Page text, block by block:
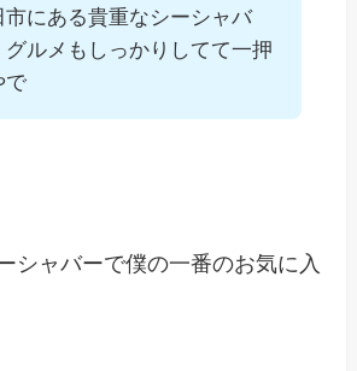
市にある貴重なシーシャバ
グルメもしっかりしてて一押
で
シャバーで僕の一番のお気に入